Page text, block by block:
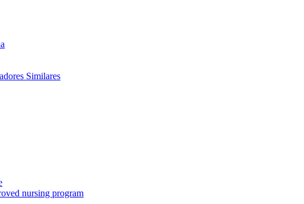
Similares
nursing program